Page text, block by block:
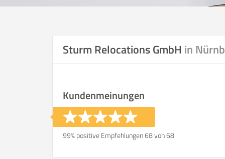
Vergleichsergebnis
Ihre Angaben: am
Sturm Relocations GmbH in
Kundenmeinungen
99% positive Empfehlungen 68 von 68